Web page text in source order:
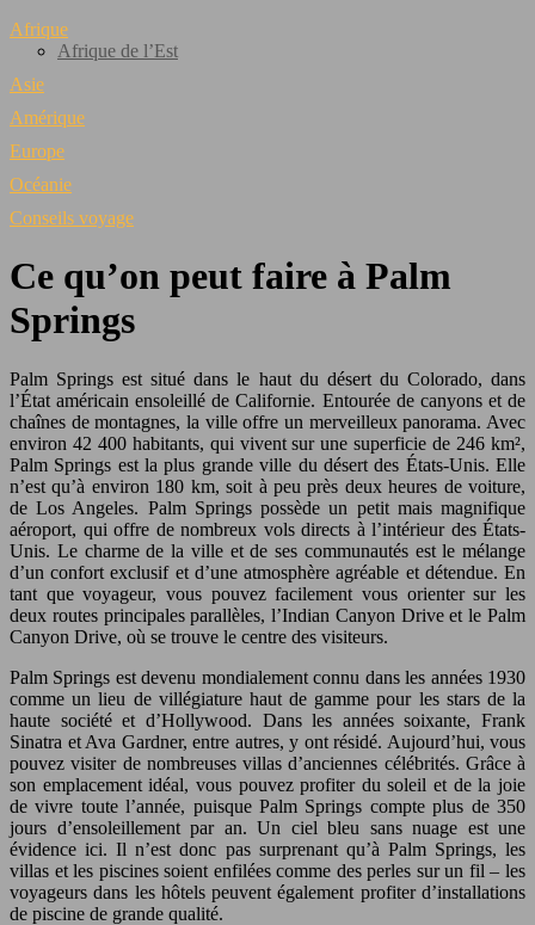
Afrique
Afrique de l’Est
Asie
Amérique
Europe
Océanie
Conseils voyage
Ce qu’on peut faire à Palm
Springs
Palm Springs est situé dans le haut du désert du Colorado, dans
l’État américain ensoleillé de Californie. Entourée de canyons et de
chaînes de montagnes, la ville offre un merveilleux panorama. Avec
environ 42 400 habitants, qui vivent sur une superficie de 246 km²,
Palm Springs est la plus grande ville du désert des États-Unis. Elle
n’est qu’à environ 180 km, soit à peu près deux heures de voiture,
de Los Angeles. Palm Springs possède un petit mais magnifique
aéroport, qui offre de nombreux vols directs à l’intérieur des États-
Unis. Le charme de la ville et de ses communautés est le mélange
d’un confort exclusif et d’une atmosphère agréable et détendue. En
tant que voyageur, vous pouvez facilement vous orienter sur les
deux routes principales parallèles, l’Indian Canyon Drive et le Palm
Canyon Drive, où se trouve le centre des visiteurs.
Palm Springs est devenu mondialement connu dans les années 1930
comme un lieu de villégiature haut de gamme pour les stars de la
haute société et d’Hollywood. Dans les années soixante, Frank
Sinatra et Ava Gardner, entre autres, y ont résidé. Aujourd’hui, vous
pouvez visiter de nombreuses villas d’anciennes célébrités. Grâce à
son emplacement idéal, vous pouvez profiter du soleil et de la joie
de vivre toute l’année, puisque Palm Springs compte plus de 350
jours d’ensoleillement par an. Un ciel bleu sans nuage est une
évidence ici. Il n’est donc pas surprenant qu’à Palm Springs, les
villas et les piscines soient enfilées comme des perles sur un fil – les
voyageurs dans les hôtels peuvent également profiter d’installations
de piscine de grande qualité.